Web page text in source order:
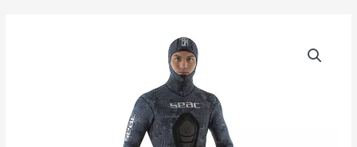
Plage
de
prix :
150.00€
à
170.00€